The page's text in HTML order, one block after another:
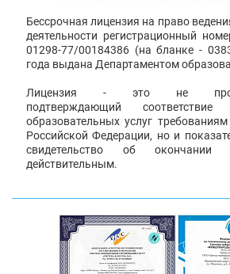
Бессрочная лицензия на право
деятельности регистрационный
01298-77/00184386 (на бланке -
года выдана Департаментом
Лицензия - это не
подтверждающий соответствие
образовательных услуг требованиям
Российской Федерации, но и
свидетельство об окончании
действительным.